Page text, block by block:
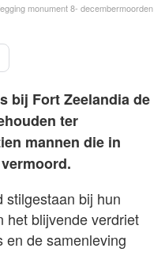
monument 8- decembermoorden
bij Fort Zeelandia de
ter
mannen die in
stilgestaan bij hun
het blijvende verdriet
en de samenleving